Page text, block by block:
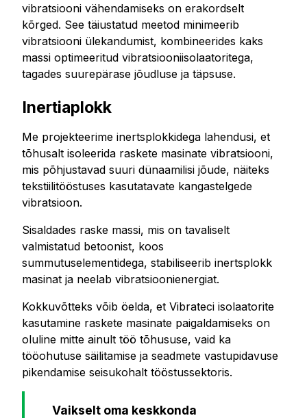
vibratsiooni vähendamiseks on erakordselt
kõrged. See täiustatud meetod minimeerib
vibratsiooni ülekandumist, kombineerides kaks
massi optimeeritud vibratsiooniisolaatoritega,
tagades suurepärase jõudluse ja täpsuse.
Inertiaplokk
Me projekteerime inertsplokkidega lahendusi, et
tõhusalt isoleerida raskete masinate vibratsiooni,
mis põhjustavad suuri dünaamilisi jõude, näiteks
tekstiilitööstuses kasutatavate kangastelgede
vibratsioon.
Sisaldades raske massi, mis on tavaliselt
valmistatud betoonist, koos
summutuselementidega, stabiliseerib inertsplokk
masinat ja neelab vibratsioonienergiat.
Kokkuvõtteks võib öelda, et Vibrateci isolaatorite
kasutamine raskete masinate paigaldamiseks on
oluline mitte ainult töö tõhususe, vaid ka
tööohutuse säilitamise ja seadmete vastupidavuse
pikendamise seisukohalt tööstussektoris.
Vaikselt oma keskkonda